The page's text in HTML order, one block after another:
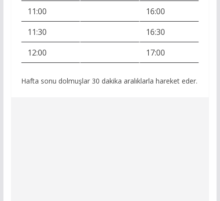
11:00
16:00
11:30
16:30
12:00
17:00
Hafta sonu dolmuşlar 30 dakika aralıklarla hareket eder.